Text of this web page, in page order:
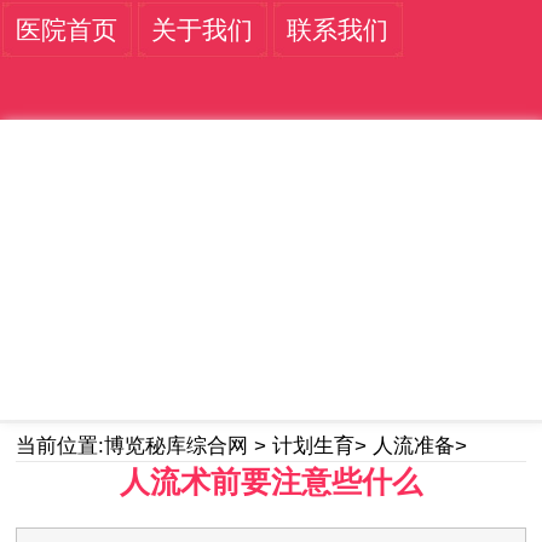
医院首页 关于我们 联系我们
当前位置:博览秘库综合网 > 计划生育> 人流准备>
人流术前要注意些什么